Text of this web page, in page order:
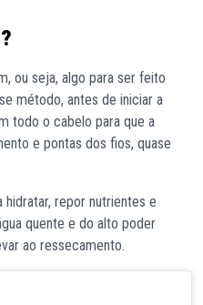
ou seja, algo para ser feito
método, antes de iniciar a
todo o cabelo para que a
e pontas dos fios, quase
repor nutrientes e
quente e do alto poder
ao ressecamento.